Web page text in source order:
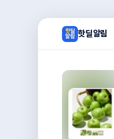
핫딜알림